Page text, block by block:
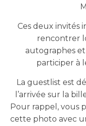
Ces deux invités
rencontrer
autographes
participer à
La guestlist est
l’arrivée sur la
Pour rappel, vous
cette photo avec